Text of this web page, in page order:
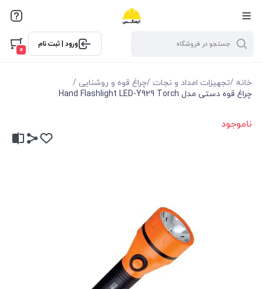
ورود | ثبت نام
0
خانه /تجهیزات امداد و نجات /چراغ قوه و روشنایی /
چراغ قوه دستی مدل Hand Flashlight LED-Y929 Torch
ناموجود